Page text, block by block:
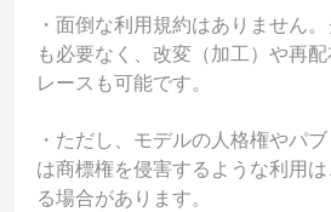
・面倒な利用規約はありません
も必要なく、改変（加工）や再
レースも可能です。
・ただし、モデルの人格権やパ
は商標権を侵害するような利用
る場合があります。